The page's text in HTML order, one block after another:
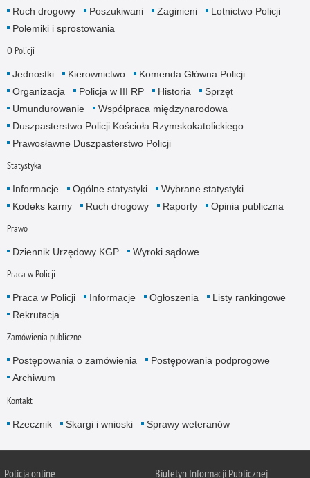
Ruch drogowy
Poszukiwani Zaginieni
Lotnictwo Policji
Polemiki i sprostowania
O Policji
Jednostki Kierownictwo
Komenda Główna Policji
Organizacja
Policja w III RP Historia
Sprzęt
Umundurowanie
Współpraca międzynarodowa
Duszpasterstwo Policji Kościoła Rzymskokatolickiego
Prawosławne Duszpasterstwo Policji
Statystyka
Informacje Ogólne statystyki
Wybrane statystyki
Kodeks karny
Ruch drogowy Raporty Opinia publiczna
Prawo
Dziennik Urzędowy KGP Wyroki sądowe
Praca w Policji
Praca w Policji Informacje Ogłoszenia
Listy rankingowe
Rekrutacja
Zamówienia publiczne
Postępowania o zamówienia
Postępowania podprogowe
Archiwum
Kontakt
Rzecznik Skargi i wnioski Sprawy weteranów
Policjaonline Biuletyn Informacji Publicznej